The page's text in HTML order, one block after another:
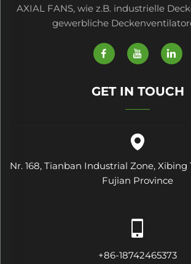
AXIAL FANS, wie z.B. industrielle
gewerbliche
GET IN TOUCH
Nr. 168, Tianban Industrial Zone, Xibing
Fujian Province
+86-18742465373